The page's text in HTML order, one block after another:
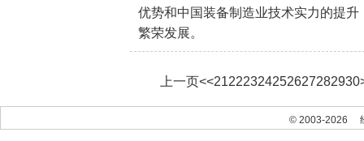
优势和中国装备制造业技术实力的提
繁荣发展。
上一页<<21222324252627282930
© 2003-2026